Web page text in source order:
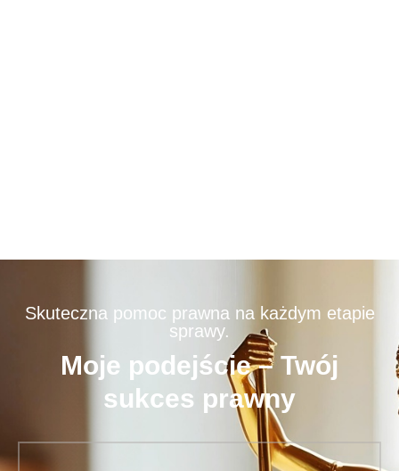
Skuteczna pomoc prawna na każdym etapie
sprawy.
Moje podejście – Twój
sukces prawny